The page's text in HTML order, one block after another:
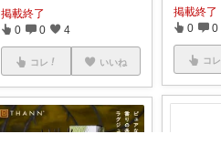
掲載終了
0 0 4
コレ いいね
掲載終了
0 0
コレ